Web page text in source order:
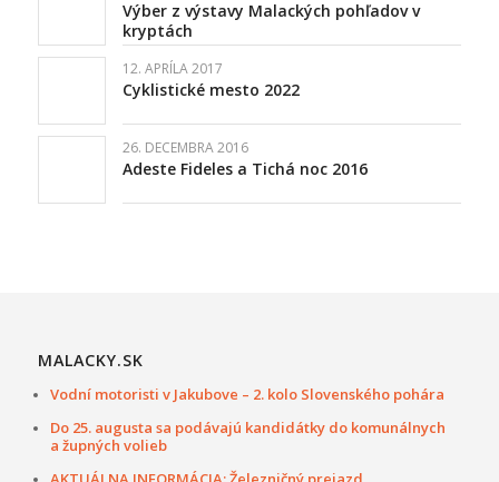
Výber z výstavy Malackých pohľadov v
kryptách
12. APRÍLA 2017
Cyklistické mesto 2022
26. DECEMBRA 2016
Adeste Fideles a Tichá noc 2016
MALACKY.SK
Vodní motoristi v Jakubove – 2. kolo Slovenského pohára
Do 25. augusta sa podávajú kandidátky do komunálnych
a župných volieb